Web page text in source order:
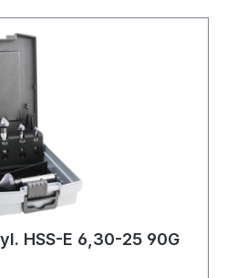
HSS-E 6,30-25 90G